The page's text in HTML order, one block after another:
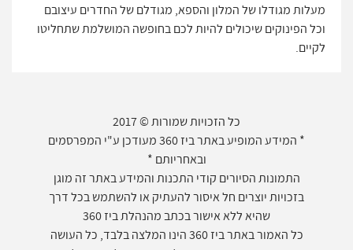
מעלות מגודלו של המלון והספא, מגודלם של החדרים עיצובם
וכל הפינוקים שיכולים להיות לכם בחופשה המושלמת שתחליטו
לקיים.
כל הזכויות שמורות © 2017
* המידע המופיע באתר ביז 360 מעודכן ע"י המפרסמים
ובאחריותם *
התמונות הסיורים קודי התכנות והמידע באתר זה מוגן
בזכויות יוצרים חל איסור להעתיק או להשתמש בכל דרך
שהיא ללא אישור בכתב מהנהלת ביז 360
כל האמור באתר ביז 360 הינו המלצה בלבד, כל העושה